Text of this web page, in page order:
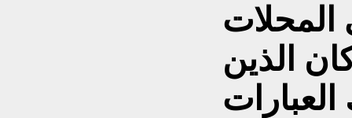
المحلات
الذين